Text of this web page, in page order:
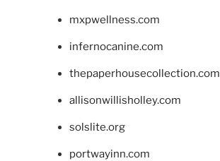
mxpwellness.com
infernocanine.com
thepaperhousecollection.com
allisonwillisholley.com
solslite.org
portwayinn.com